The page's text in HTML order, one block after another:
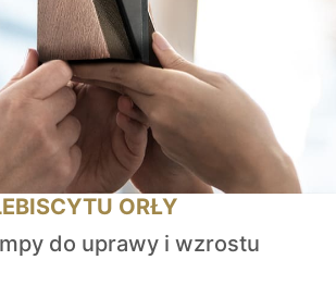
ORŁY
do uprawy i wzrostu